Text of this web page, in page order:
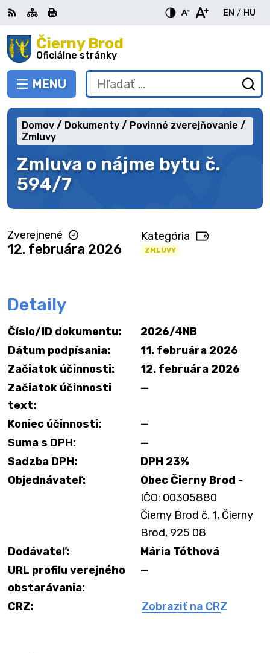
Preskočiť
na
obsah Čierny Brod
Oficiálne stránky
PREPNÚŤ
MENU
RSS MapaTlačiť
EN
English
/ HU
Hľadať:
Zmluva o nájme bytu č.
594/7
Domov Dokumenty
Povinné zverejňovanie
Zmluvy
Zverejnené
12. februára 2026
Kategória
ZMLUVY
Detaily
Číslo/ID dokumentu:
2026/4NB
Dátum podpísania:
11. februára 2026
Začiatok účinnosti:
12. februára 2026
Začiatok účinnosti
text:
—
Koniec účinnosti:
—
Suma s DPH:
—
Sadzba DPH:
DPH 23%
Objednávateľ:
Obec Čierny Brod -
IČO: 00305880
Čierny Brod č. 1, Čierny
Brod, 925 08
Dodávateľ:
Mária Tóthová
URL profilu verejného
obstarávania:
—
CRZ: Zobraziť na CRZ